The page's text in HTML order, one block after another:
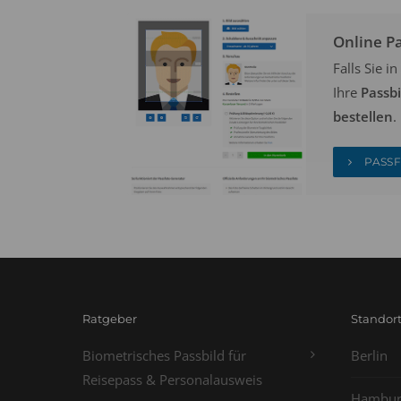
Online
Falls Sie
Ihre
bestellen.
Ratgeber
Biometrisches Passbild für
Reisepass & Personalausweis
Berlin